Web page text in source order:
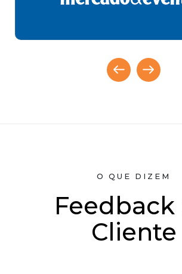
O QUE DIZEM
Feedback
Cliente